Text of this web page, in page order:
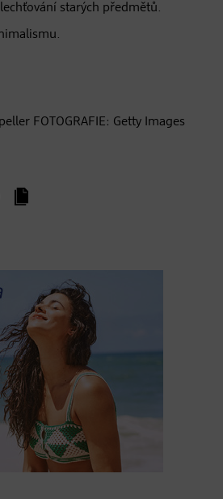
starých předmětů.
FOTOGRAFIE: Getty Images